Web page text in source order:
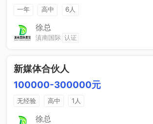
一年 高中 6人
徐总
滇南国际 认证
新媒体合伙人
100000-300000元
无经验 高中 1人
徐总